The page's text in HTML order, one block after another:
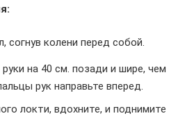
согнув колени перед собой.
на 40 см. позади и шире, чем
рук направьте вперед.
локти, вдохните, и поднимите